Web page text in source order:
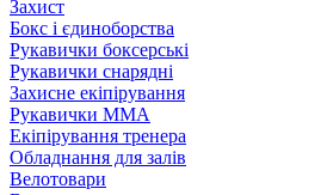
Захист
Бокс і єдиноборства
Рукавички боксерські
Рукавички снарядні
Захисне екіпірування
Рукавички ММА
Екіпірування тренера
Обладнання для залів
Велотовари